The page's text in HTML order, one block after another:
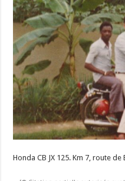
Honda CB JX 125. Km 7, route